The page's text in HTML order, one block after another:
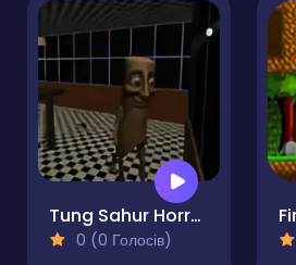
Tung Sahur Horror Escape
0 (0 Голосів)